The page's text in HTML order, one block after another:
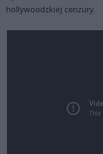
hollywoodzkiej cenzury.